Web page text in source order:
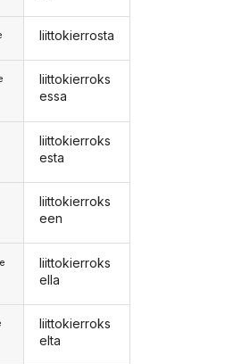
liittokierrosta
liittokierroks
essa
liittokierroks
esta
liittokierroks
een
liittokierroks
ella
liittokierroks
elta